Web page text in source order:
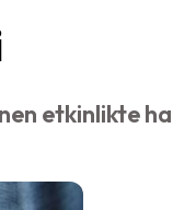
etkinlikte